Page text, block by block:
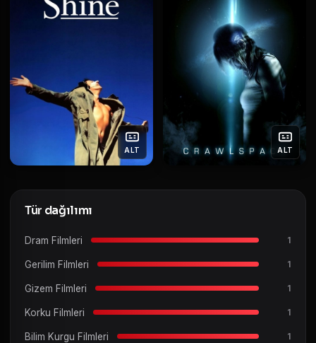
ALT ALT
Tür dağılımı
Dram Filmleri 1
Gerilim Filmleri 1
Gizem Filmleri 1
Korku Filmleri 1
Bilim Kurgu Filmleri 1